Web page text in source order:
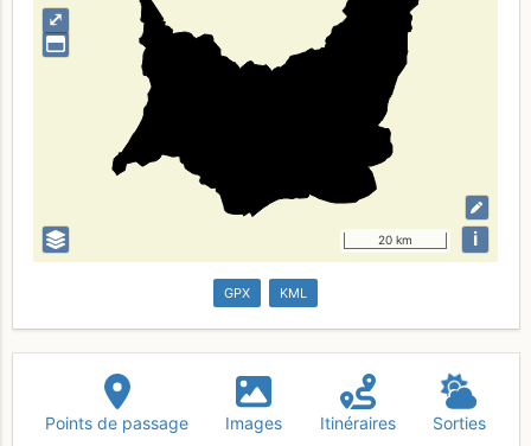
⤢
20 km i
GPX KML
Points de passage Images Itinéraires Sorties